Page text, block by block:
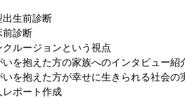
生前診断
診断
ルージョンという視点
を抱えた方の家族へのインタビュー紹
を抱えた方が幸せに生きられる社会の
ポート作成